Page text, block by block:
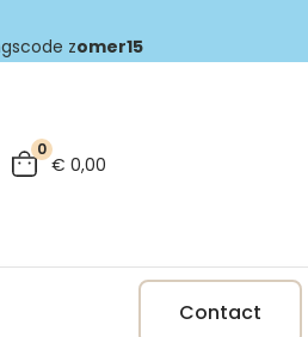
zomer15
0
€ 0,00
Contact